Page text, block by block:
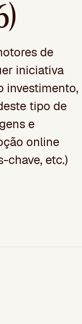
de
iniciativa
investimento,
tipo de
e
online
chave, etc.)